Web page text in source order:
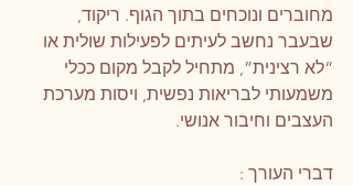
מחוברים ונוכחים בתוך הגוף. ריקוד,
שבעבר נחשב לעיתים לפעילות שולית או
“לא רצינית”, מתחיל לקבל מקום ככלי
משמעותי לבריאות נפשית, ויסות מערכת
העצבים וחיבור אנושי.
דברי העורך :